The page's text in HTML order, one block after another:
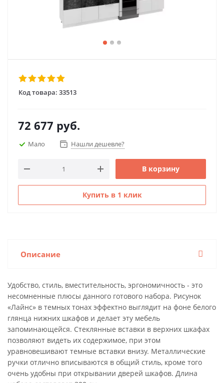
Код товара: 33513
72 677 руб.
Мало Нашли дешевле?
В корзину
Купить в 1 клик
Описание
Удобство, стиль, вместительность, эргономичность - это
несомненные плюсы данного готового набора. Рисунок
«Лайнс» в темных тонах эффектно выглядит на фоне белого
глянца нижних шкафов и делает эту мебель
запоминающейся. Стеклянные вставки в верхних шкафах
позволяют видеть их содержимое, при этом
уравновешивают темные вставки внизу. Металлические
ручки отлично вписываются в общий стиль, кроме того
очень удобны при открывании дверей шкафов. Длина